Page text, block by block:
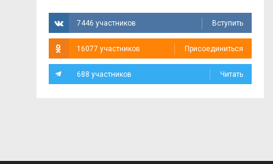
7446 участников Вступить
16077 участников Присоединиться
688 участников Читать